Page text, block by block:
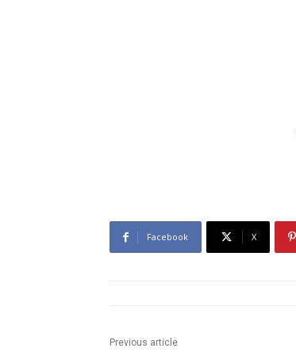
Facebook X
Previous article